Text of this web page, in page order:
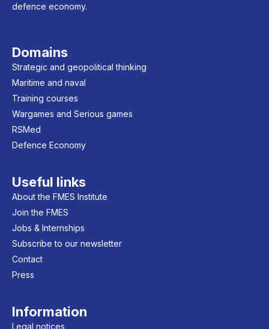
defence economy.
Domains
Strategic and geopolitical thinking
Maritime and naval
Training courses
Wargames and Serious games
RSMed
Defence Economy
Useful links
About the FMES Institute
Join the FMES
Jobs & Internships
Subscribe to our newsletter
Contact
Press
Information
Legal notices